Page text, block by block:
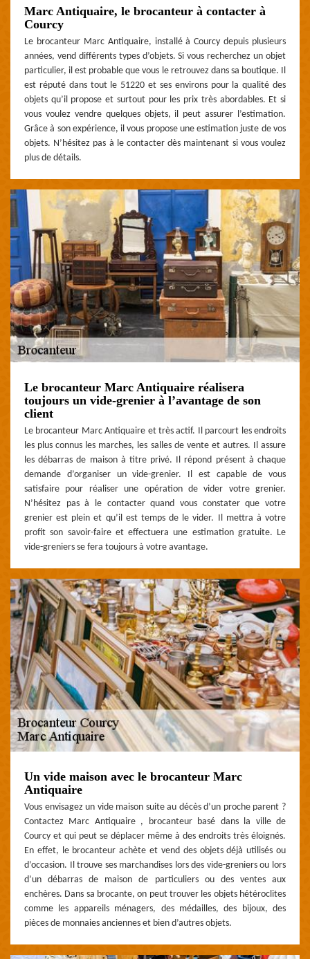
Marc Antiquaire, le brocanteur à contacter à
Courcy
Le brocanteur Marc Antiquaire, installé à Courcy depuis plusieurs
années, vend différents types d’objets. Si vous recherchez un objet
particulier, il est probable que vous le retrouvez dans sa boutique. Il
est réputé dans tout le 51220 et ses environs pour la qualité des
objets qu’il propose et surtout pour les prix très abordables. Et si
vous voulez vendre quelques objets, il peut assurer l’estimation.
Grâce à son expérience, il vous propose une estimation juste de vos
objets. N’hésitez pas à le contacter dès maintenant si vous voulez
plus de détails.
Le brocanteur Marc Antiquaire réalisera
toujours un vide-grenier à l’avantage de son
client
Le brocanteur Marc Antiquaire et très actif. Il parcourt les endroits
les plus connus les marches, les salles de vente et autres. Il assure
les débarras de maison à titre privé. Il répond présent à chaque
demande d’organiser un vide-grenier. Il est capable de vous
satisfaire pour réaliser une opération de vider votre grenier.
N’hésitez pas à le contacter quand vous constater que votre
grenier est plein et qu’il est temps de le vider. Il mettra à votre
profit son savoir-faire et effectuera une estimation gratuite. Le
vide-greniers se fera toujours à votre avantage.
Un vide maison avec le brocanteur Marc
Antiquaire
Vous envisagez un vide maison suite au décès d’un proche parent ?
Contactez Marc Antiquaire , brocanteur basé dans la ville de
Courcy et qui peut se déplacer même à des endroits très éloignés.
En effet, le brocanteur achète et vend des objets déjà utilisés ou
d’occasion. Il trouve ses marchandises lors des vide-greniers ou lors
d’un débarras de maison de particuliers ou des ventes aux
enchères. Dans sa brocante, on peut trouver les objets hétéroclites
comme les appareils ménagers, des médailles, des bijoux, des
pièces de monnaies anciennes et bien d’autres objets.